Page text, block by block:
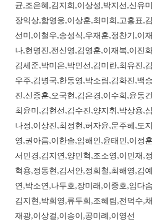
균,조은혜,김지희,이상성,박지선,신유
장익상,함영웅,이상훈,최미희,고홍표,
선미,이철우,송성식,우재훈,정찬기,이
나,현명진,전신영,김영훈,이재복,이진
김세준,박미은,박민선,김미란,최유진,
우주,김병국,한동영,박소림,김화진,백
진,신종훈,오국현,김은경,이수희,윤동
최윤미,김현선,김수진,양지휘,박상용,
나정,이상진,최정현,허자윤,문주혜,도
영,권아름,이한솔,임해인,윤태민,이정
서민경,김지연,양민혁,조소영,이민재,
혁용,정동현,김서안,정희철,최해영,김
연,박소연,나두호,장미래,이중호,임다
김지현,박희영,류두희,조혜림,전덕수,
재광,이상걸,이송이,공미례,이영선